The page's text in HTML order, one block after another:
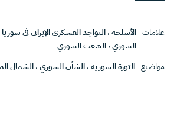
علامات الأسلحة،التواجد العسكري الإيراني في سوريا
السوري،الشعب السوري
مواضيع الثورة السورية،الشأن السوري،الشمال